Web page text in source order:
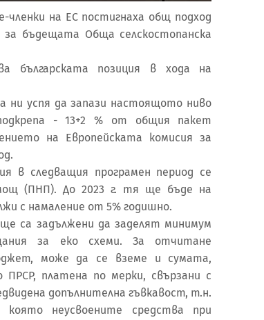
на ЕС постигнаха общ подход
бъдещата Обща селскостопанска
българската позиция в хода на
ни успя да запази настоящото ниво
- 13+2 % от общия пакет
на Европейската комисия за
в следващия програмен период се
(ПНП). До 2023 г. тя ще бъде на
с намаление от 5% годишно.
са задължени да заделят минимум
за еко схеми. За отчитане
може да се вземе и сумата,
платена по мерки, свързани с
допълнителна гъвкавост, т.н.
която неусвоените средства при